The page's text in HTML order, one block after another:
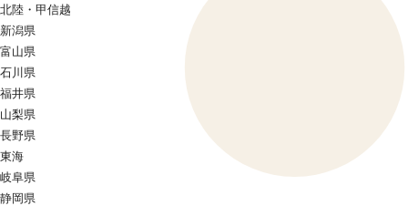
北陸・甲信越
新潟県
富山県
石川県
福井県
山梨県
長野県
東海
岐阜県
静岡県